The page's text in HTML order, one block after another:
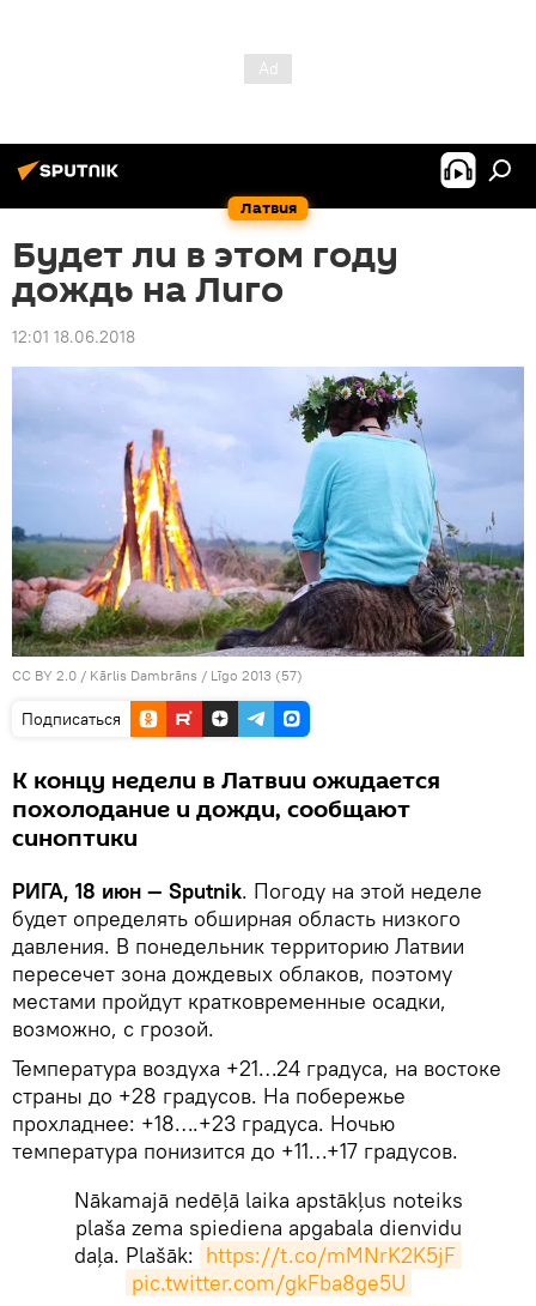
Латвия
Будет ли в этом году
дождь на Лиго
12:01 18.06.2018
CC BY 2.0 / Kārlis Dambrāns / Līgo 2013 (57)
Подписаться
К концу недели в Латвии ожидается
похолодание и дожди, сообщают
синоптики
РИГА, 18 июн — Sputnik. Погоду на этой неделе
будет определять обширная область низкого
давления. В понедельник территорию Латвии
пересечет зона дождевых облаков, поэтому
местами пройдут кратковременные осадки,
возможно, с грозой.
Температура воздуха +21…24 градуса, на востоке
страны до +28 градусов. На побережье
прохладнее: +18….+23 градуса. Ночью
температура понизится до +11…+17 градусов.
Nākamajā nedēļā laika apstākļus noteiks
plaša zema spiediena apgabala dienvidu
daļa. Plašāk: https://t.co/mMNrK2K5jF
pic.twitter.com/gkFba8ge5U